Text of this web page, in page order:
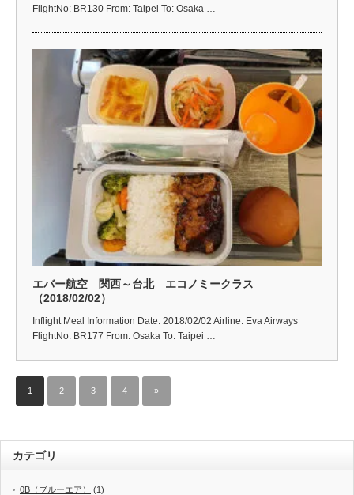
FlightNo: BR130 From: Taipei To: Osaka …
エバー航空 関西～台北 エコノミークラス
（2018/02/02）
Inflight Meal Information Date: 2018/02/02 Airline: Eva Airways
FlightNo: BR177 From: Osaka To: Taipei …
1 2 3 4 »
カテゴリ
0B（ブルーエア） (1)